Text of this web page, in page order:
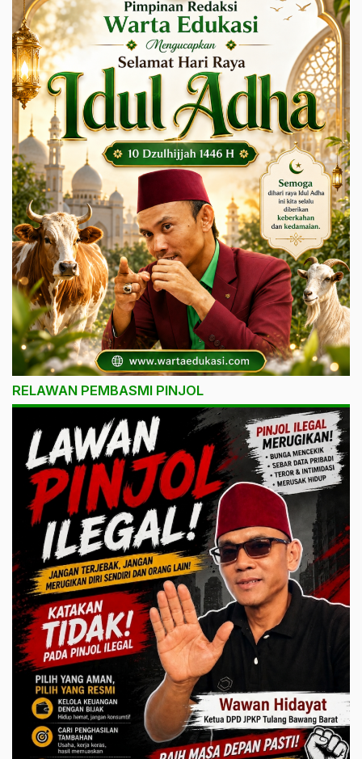
RELAWAN PEMBASMI PINJOL